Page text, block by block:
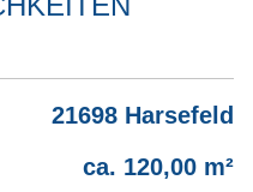
21698 Harsefeld
ca. 120,00 m²